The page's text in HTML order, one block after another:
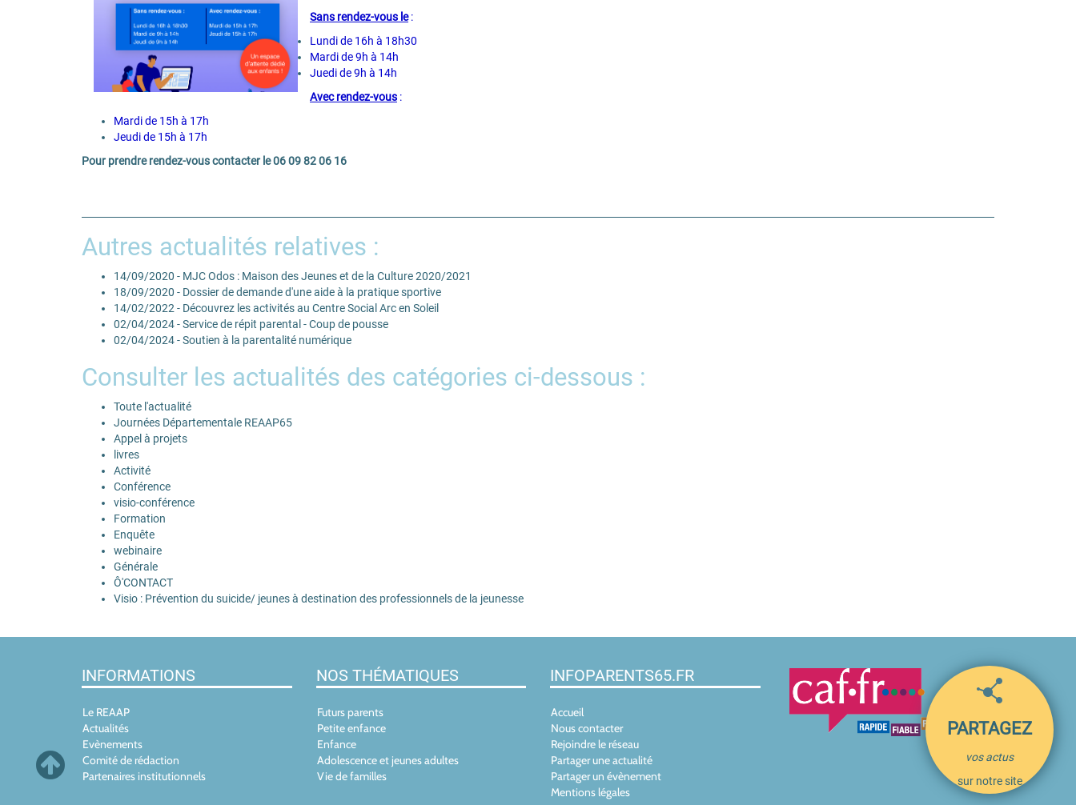
Sans rendez-vous le:
Lundi de 16h à 18h30
Mardi de 9h à 14h
Juedi de 9h à 14h
​Avec rendez-vous :
Mardi de 15h à 17h
Jeudi de 15h à 17h
Pour prendre rendez-vous contacter le 06 09 82 06 16
Autres actualités relatives :
14/09/2020 - MJC Odos : Maison des Jeunes et de la Culture 2020/2021
18/09/2020 - Dossier de demande d'une aide à la pratique sportive
14/02/2022 - Découvrez les activités au Centre Social Arc en Soleil
02/04/2024 - Service de répit parental - Coup de pousse
02/04/2024 - Soutien à la parentalité numérique
Consulter les actualités des catégories ci-dessous :
Toute l'actualité
Journées Départementale REAAP65
Appel à projets
livres
Activité
Conférence
visio-conférence
Formation
Enquête
webinaire
Générale
Ô'CONTACT
Visio : Prévention du suicide/ jeunes à destination des professionnels de la jeunesse
PARTAGEZ
vos actus
sur notre site
INFORMATIONS
Le REAAP
Actualités
Evènements
Comité de rédaction
Partenaires institutionnels
NOS THÉMATIQUES
Futurs parents
Petite enfance
Enfance
Adolescence et jeunes adultes
Vie de familles
INFOPARENTS65.FR
Accueil
Nous contacter
Rejoindre le réseau
Partager une actualité
Partager un évènement
Mentions légales